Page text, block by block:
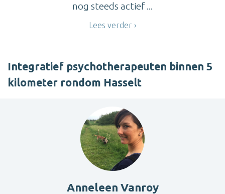
nog steeds actief ...
Lees verder
Integratief psychotherapeuten binnen 5
kilometer rondom Hasselt
Anneleen Vanroy